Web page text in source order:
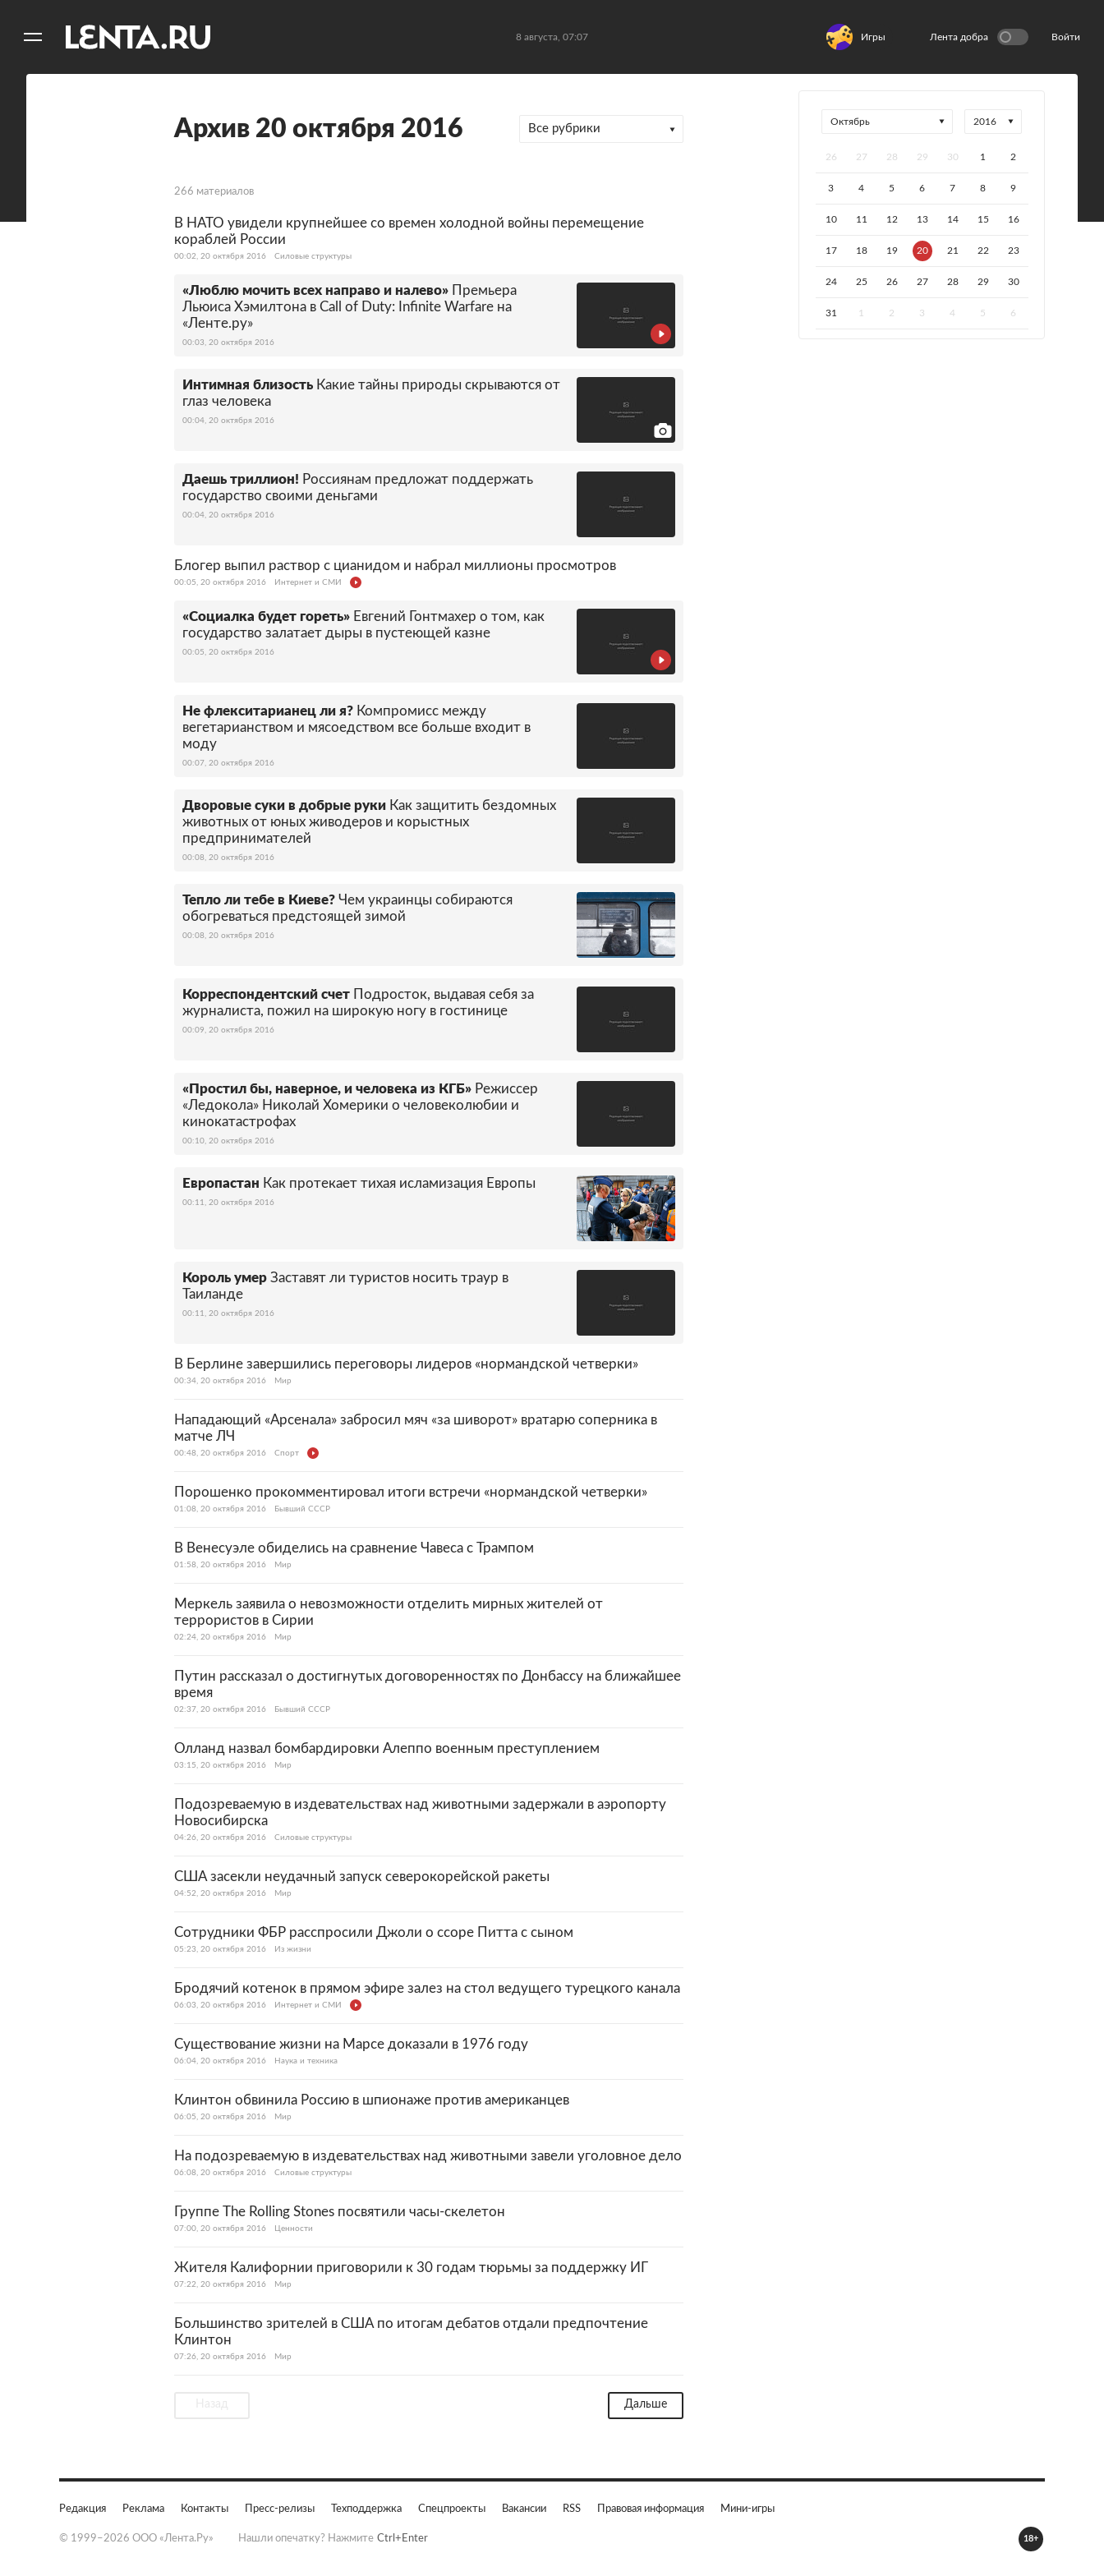
8 августа, 07:07 Игры Лента добра Войти
Архив 20 октября 2016 Все рубрики
266 материалов
В НАТО увидели крупнейшее со времен холодной войны перемещение
кораблей России
00:02, 20 октября 2016 Силовые структуры
«Люблю мочить всех направо и налево» Премьера
Льюиса Хэмилтона в Call of Duty: Infinite Warfare на
«Ленте.ру»
00:03, 20 октября 2016
Интимная близость Какие тайны природы скрываются от
глаз человека
00:04, 20 октября 2016
Даешь триллион! Россиянам предложат поддержать
государство своими деньгами
00:04, 20 октября 2016
Блогер выпил раствор с цианидом и набрал миллионы просмотров
00:05, 20 октября 2016 Интернет и СМИ
«Социалка будет гореть» Евгений Гонтмахер о том, как
государство залатает дыры в пустеющей казне
00:05, 20 октября 2016
Не флекситарианец ли я? Компромисс между
вегетарианством и мясоедством все больше входит в
моду
00:07, 20 октября 2016
Дворовые суки в добрые руки Как защитить бездомных
животных от юных живодеров и корыстных
предпринимателей
00:08, 20 октября 2016
Тепло ли тебе в Киеве? Чем украинцы собираются
обогреваться предстоящей зимой
00:08, 20 октября 2016
Корреспондентский счет Подросток, выдавая себя за
журналиста, пожил на широкую ногу в гостинице
00:09, 20 октября 2016
«Простил бы, наверное, и человека из КГБ» Режиссер
«Ледокола» Николай Хомерики о человеколюбии и
кинокатастрофах
00:10, 20 октября 2016
Европастан Как протекает тихая исламизация Европы
00:11, 20 октября 2016
Король умер Заставят ли туристов носить траур в
Таиланде
00:11, 20 октября 2016
В Берлине завершились переговоры лидеров «нормандской четверки»
00:34, 20 октября 2016 Мир
Нападающий «Арсенала» забросил мяч «за шиворот» вратарю соперника в
матче ЛЧ
00:48, 20 октября 2016 Спорт
Порошенко прокомментировал итоги встречи «нормандской четверки»
01:08, 20 октября 2016 Бывший СССР
В Венесуэле обиделись на сравнение Чавеса с Трампом
01:58, 20 октября 2016 Мир
Меркель заявила о невозможности отделить мирных жителей от
террористов в Сирии
02:24, 20 октября 2016 Мир
Путин рассказал о достигнутых договоренностях по Донбассу на ближайшее
время
02:37, 20 октября 2016 Бывший СССР
Олланд назвал бомбардировки Алеппо военным преступлением
03:15, 20 октября 2016 Мир
Подозреваемую в издевательствах над животными задержали в аэропорту
Новосибирска
04:26, 20 октября 2016 Силовые структуры
США засекли неудачный запуск северокорейской ракеты
04:52, 20 октября 2016 Мир
Сотрудники ФБР расспросили Джоли о ссоре Питта с сыном
05:23, 20 октября 2016 Из жизни
Бродячий котенок в прямом эфире залез на стол ведущего турецкого канала
06:03, 20 октября 2016 Интернет и СМИ
Существование жизни на Марсе доказали в 1976 году
06:04, 20 октября 2016 Наука и техника
Клинтон обвинила Россию в шпионаже против американцев
06:05, 20 октября 2016 Мир
На подозреваемую в издевательствах над животными завели уголовное дело
06:08, 20 октября 2016 Силовые структуры
Группе The Rolling Stones посвятили часы-скелетон
07:00, 20 октября 2016 Ценности
Жителя Калифорнии приговорили к 30 годам тюрьмы за поддержку ИГ
07:22, 20 октября 2016 Мир
Большинство зрителей в США по итогам дебатов отдали предпочтение
Клинтон
07:26, 20 октября 2016 Мир
Дальше
26 27 28 29 30 1 2
3 4 5 6 7 8 9
10 11 12 13 14 15 16
17 18 19 20 21 22 23
24 25 26 27 28 29 30
31 1 2 3 4 5 6
Редакция Реклама Контакты Пресс-релизы Техподдержка Спецпроекты Вакансии RSS Правовая информация Мини-игры
© 1999–2026 ООО «Лента.Ру» Нашли опечатку? Нажмите Ctrl+Enter 18+